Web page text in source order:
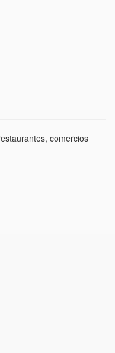
comercios